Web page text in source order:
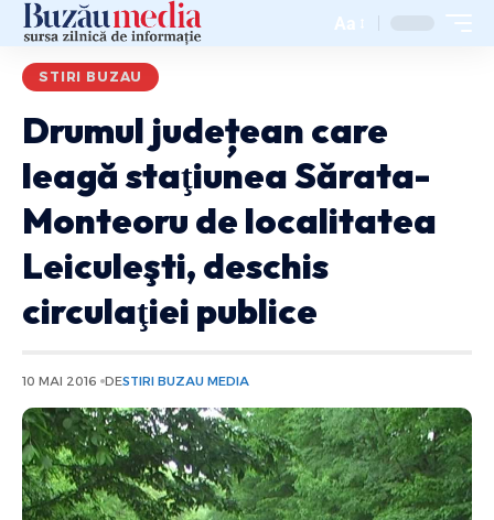
Aa
STIRI BUZAU
Drumul județean care
leagă staţiunea Sărata-
Monteoru de localitatea
Leiculeşti, deschis
circulaţiei publice
10 MAI 2016 DESTIRI BUZAU MEDIA